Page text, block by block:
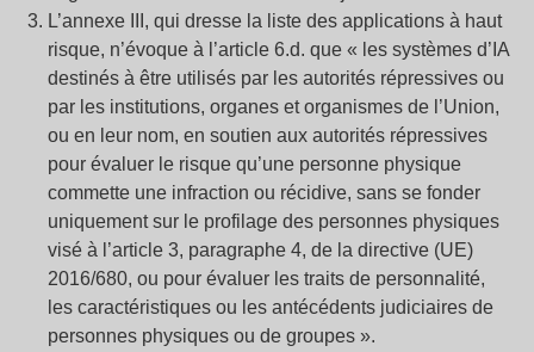
L’annexe III, qui dresse la liste des applications à haut
risque, n’évoque à l’article 6.d. que « les systèmes d’IA
destinés à être utilisés par les autorités répressives ou
par les institutions, organes et organismes de l’Union,
ou en leur nom, en soutien aux autorités répressives
pour évaluer le risque qu’une personne physique
commette une infraction ou récidive, sans se fonder
uniquement sur le profilage des personnes physiques
visé à l’article 3, paragraphe 4, de la directive (UE)
2016/680, ou pour évaluer les traits de personnalité,
les caractéristiques ou les antécédents judiciaires de
personnes physiques ou de groupes ».